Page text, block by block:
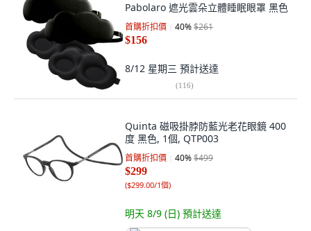
Pabolaro 遮光雲朵立體睡眠眼罩 黑色
首購折扣價 40%$261
$156
8/12 星期三 預計送達
(116)
Quinta 磁吸掛脖防藍光老花眼鏡 400
度 黑色, 1個, QTP003
首購折扣價 40%$499
$299
($299.00/1個)
明天 8/9 (日) 預計送達